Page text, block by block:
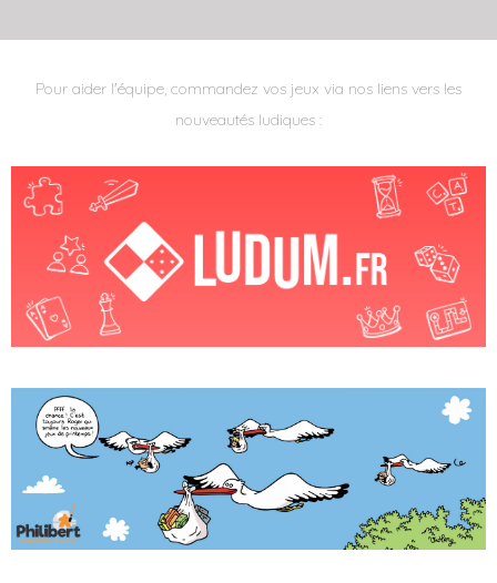
Pour aider l'équipe, commandez vos jeux via nos liens vers les
nouveautés ludiques :